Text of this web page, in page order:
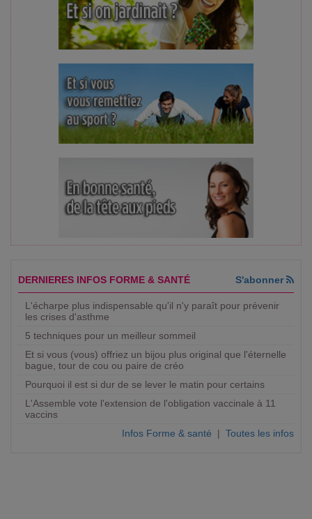
DERNIERES INFOS FORME & SANTÉ S'abonner
L'écharpe plus indispensable qu'il n'y paraît pour prévenir
les crises d'asthme
5 techniques pour un meilleur sommeil
Et si vous (vous) offriez un bijou plus original que l'éternelle
bague, tour de cou ou paire de créo
Pourquoi il est si dur de se lever le matin pour certains
L'Assemble vote l'extension de l'obligation vaccinale à 11
vaccins
Infos Forme & santé | Toutes les infos